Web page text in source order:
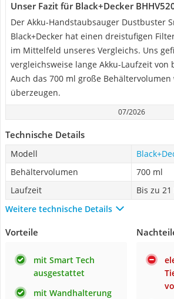
Unser Fazit für Black+Decker
Der Akku-Handstaubsauger Dustbuster
Black+Decker hat einen dreistufigen
im Mittelfeld unseres Vergleichs. Uns
vergleichsweise lange Akku-Laufzeit von
Auch das 700 ml große Behältervolumen
überzeugen.
07/2026
Technische Details
Modell
Behältervolumen
700 ml
Laufzeit
Bis zu
Weitere technische Details
Vorteile
mit Smart Tech
ausgestattet
mit Wandhalterung